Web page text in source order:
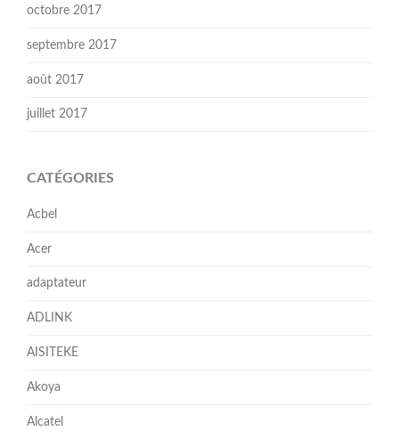
octobre 2017
septembre 2017
août 2017
juillet 2017
CATÉGORIES
Acbel
Acer
adaptateur
ADLINK
AISITEKE
Akoya
Alcatel